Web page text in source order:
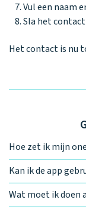
Vul een naam
Sla het
Het contact is nu
Hoe zet ik mijn
Kan ik de app
Wat moet ik doen